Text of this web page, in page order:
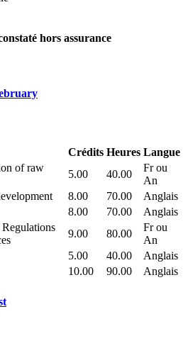
hors assurance
Crédits Heures Langue
of raw
5.00 40.00
Fr ou
An
8.00 70.00
Anglais
8.00 70.00
Anglais
9.00 80.00
Fr ou
An
5.00 40.00
Anglais
10.00 90.00 Anglais